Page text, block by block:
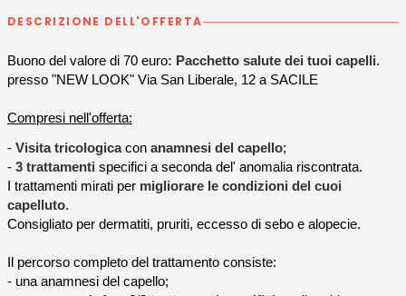
DESCRIZIONE DELL'OFFERTA
Buono del valore di 70 euro: Pacchetto salute dei tuoi capelli.
presso "NEW LOOK" Via San Liberale, 12 a SACILE
Compresi nell'offerta:
- Visita tricologica con anamnesi del capello;
- 3 trattamenti specifici a seconda del' anomalia riscontrata.
I trattamenti mirati per migliorare le condizioni del cuoi
capelluto.
Consigliato per dermatiti, pruriti, eccesso di sebo e alopecie.
Il percorso completo del trattamento consiste:
- una anamnesi del capello;